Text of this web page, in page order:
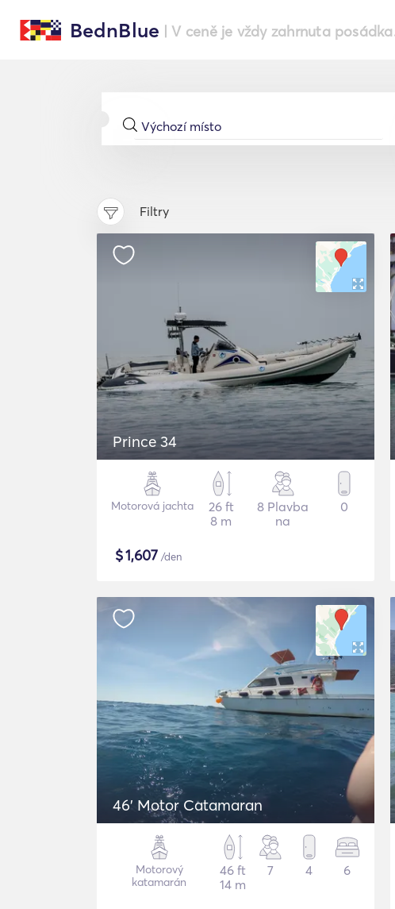
BednBlue | V ceně je vždy zahrnuta
Filtry
Prince 34
Motorová jachta
26 ft
8 m
8 Plavba
na
0
$1,607 /den
46' Motor Catamaran
Motorový
katamarán
46 ft
14 m
7 4 6